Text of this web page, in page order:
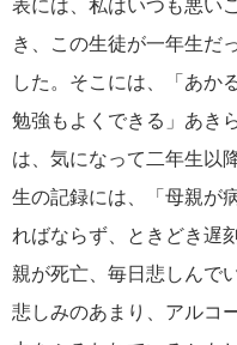
表には、私はいつも悪い
き、この生徒が一年生だ
した。そこには、「あか
勉強もよくできる」あき
は、気になって二年生以
生の記録には、「母親が
ればならず、ときどき遅
親が死亡、毎日悲しんで
悲しみのあまり、アルコ